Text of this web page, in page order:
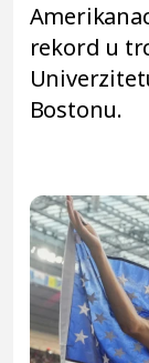
rekord u
Bostonu.